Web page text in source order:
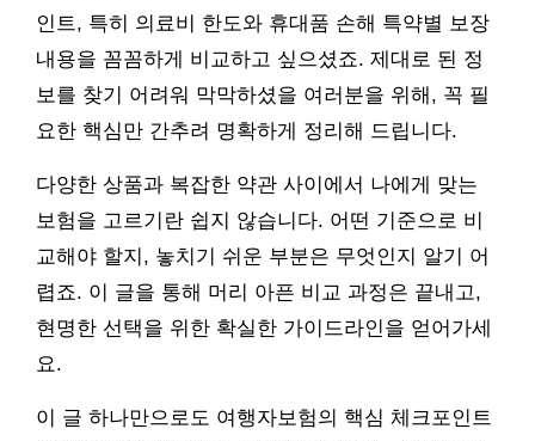
인트, 특히 의료비 한도와 휴대품 손해 특약별 보장
내용을 꼼꼼하게 비교하고 싶으셨죠. 제대로 된 정
보를 찾기 어려워 막막하셨을 여러분을 위해, 꼭 필
요한 핵심만 간추려 명확하게 정리해 드립니다.
다양한 상품과 복잡한 약관 사이에서 나에게 맞는
보험을 고르기란 쉽지 않습니다. 어떤 기준으로 비
교해야 할지, 놓치기 쉬운 부분은 무엇인지 알기 어
렵죠. 이 글을 통해 머리 아픈 비교 과정은 끝내고,
현명한 선택을 위한 확실한 가이드라인을 얻어가세
요.
이 글 하나만으로도 여행자보험의 핵심 체크포인트